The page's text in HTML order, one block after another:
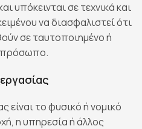
υπόκεινται σε τεχνικά και
να διασφαλιστεί ότι
σε ταυτοποιημένο ή
πρόσωπο.
είναι το φυσικό ή νομικό
η υπηρεσία ή άλλος